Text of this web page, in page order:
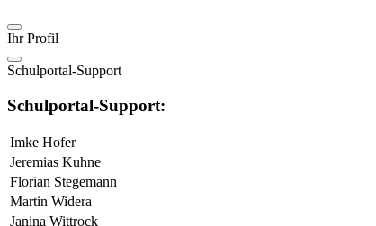
Ihr Profil
Schulportal-Support
Schulportal-Support:
Imke Hofer
Jeremias Kuhne
Florian Stegemann
Martin Widera
Janina Wittrock